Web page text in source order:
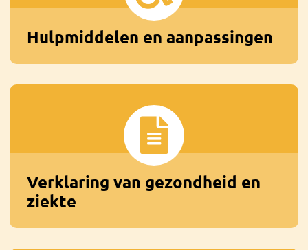
Hulpmiddelen en aanpassingen
Verklaring van gezondheid en
ziekte